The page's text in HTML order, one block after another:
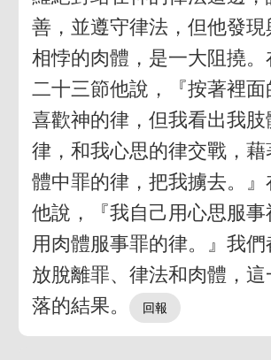
善，並遵守律法，但他發現
相悖的肉體，是一大阻撓
二十三節他說，『按著裡面
喜歡神的律，但我看出我肢
律，和我心思的律交戰，
體中罪的律，把我擄去。
他說，『我自己用心思服
用肉體服事罪的律。』我
放脫離罪、律法和肉體，
落的結果。